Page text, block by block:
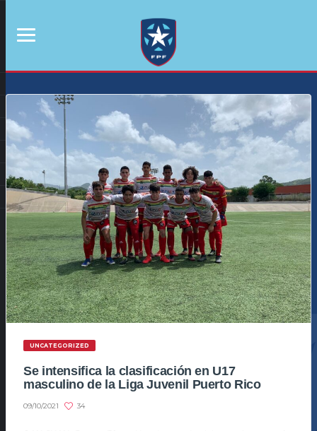
UNCATEGORIZED
Se intensifica la clasificación en U17
masculino de la Liga Juvenil Puerto Rico
09/10/2021 34